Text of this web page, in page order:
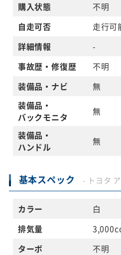
購入状態
不明
自走可否
走行可
詳細情報
-
事故歴・修復歴
不明
装備品・ナビ
無
装備品・
バックモニタ
無
装備品・
ハンドル
無
基本スペック - トヨタ
カラー
白
排気量
ターボ
不明